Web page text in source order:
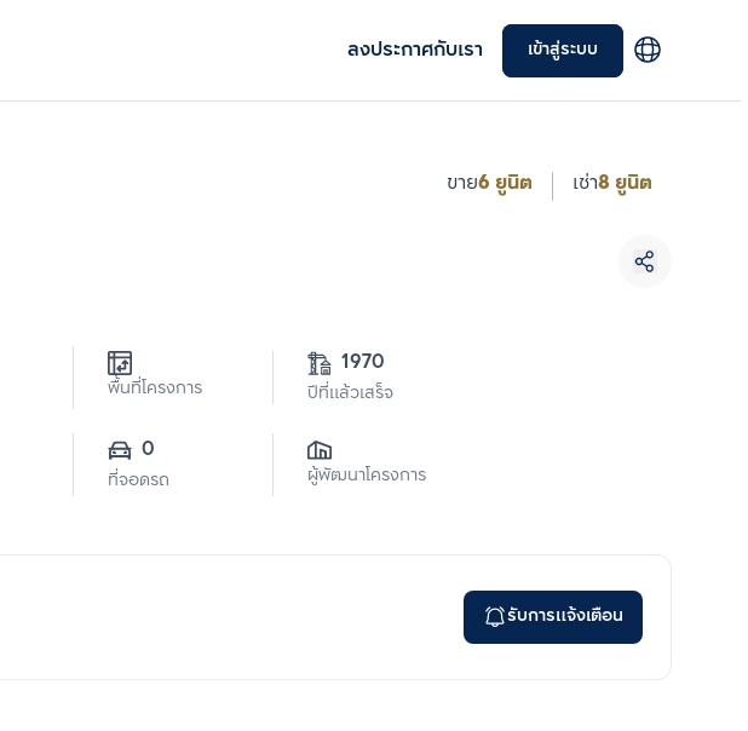
ลงประกาศกับเรา เข้าสู่ระบบ
ขาย6 ยูนิต เช่า8 ยูนิต
พื้นที่โครงการ
1970
ปีที่แล้วเสร็จ
0
ที่จอดรถ ผู้พัฒนาโครงการ
รับการแจ้งเตือน
รายการที่ 3
เลือกยูนิตเพื่อเปรียบเทียบ
เลือกได้สูงสุด 3 รายการ
ลบทั้งหมด